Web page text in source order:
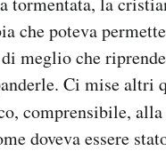
che poteva
meglio che
Ci mise altri
comprensibile,
doveva essere